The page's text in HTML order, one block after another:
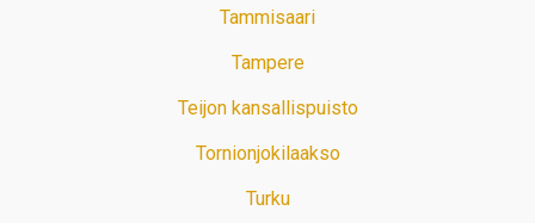
Tammisaari
Tampere
Teijon kansallispuisto
Tornionjokilaakso
Turku